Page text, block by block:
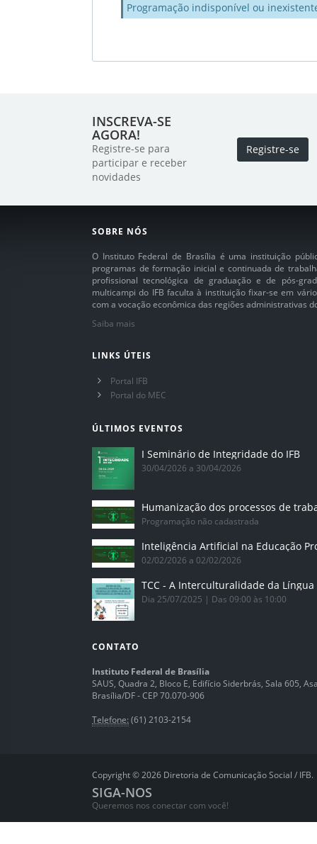
Programação indisponível ou
INSCREVA-SE
AGORA!
Registre-se para
participar e receber
novidades
Registre-se
SOBRE NÓS
O Instituto Federal de Brasília é uma instituição
programas de formação inicial e continuada de
profissional tecnológica de graduação e de pós-
multicampi do IFB faculta à instituição fixar-se em
com a vocação econômica das regiões administrativas
Saiba mais
LINKS ÚTEIS
Portal IFB
Portal do MEC
ÚLTIMOS EVENTOS
I Seminário de Integridade do IFB
30/04/2026 a 30/04/2026
Humanização dos processos de
Programação não cadastrada
02/02/2026 a 02/02/2026
Dia 25/07/2025 | Das 09:00 às 10:00
CONTATO
Instituto Federal de Brasília
SAUS, Quadra 2, Bloco E, Edifício Siderbrás, Sala 605,
Brasília/DF - CEP 70.070-906
Telefone: (61) 2103-2154
Copyright © 2026 Diretoria de Comunicação Social / IFB.
SIGA-NOS
Queremos nos conectar com você!